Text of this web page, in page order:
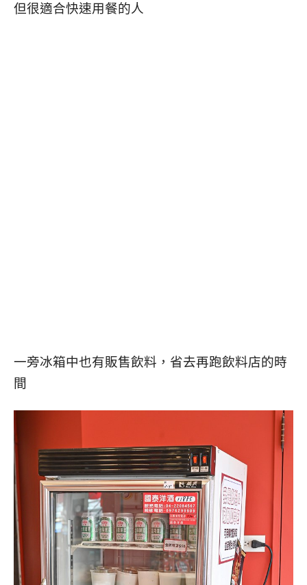
但很適合快速用餐的人
一旁冰箱中也有販售飲料，省去再跑飲料店的時
間